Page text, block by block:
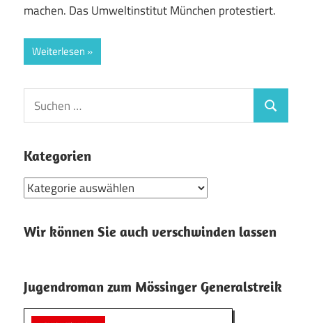
machen. Das Umweltinstitut München protestiert.
Weiterlesen
Suchen
nach:
Suchen
Kategorien
Kategorien
Wir können Sie auch verschwinden lassen
Jugendroman zum Mössinger Generalstreik